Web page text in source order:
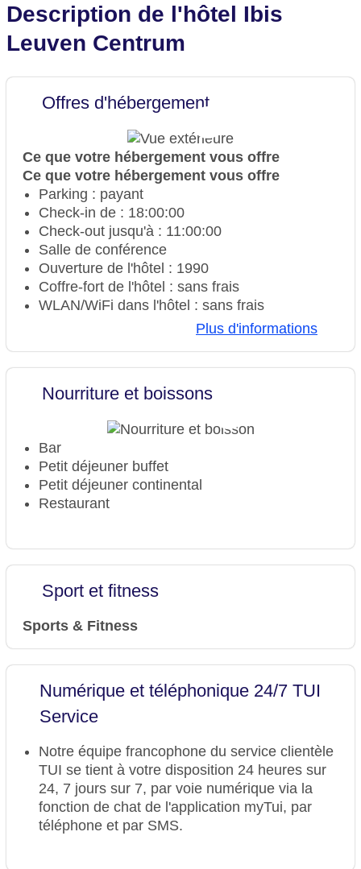
Description de l'hôtel Ibis
Leuven Centrum
Offres d'hébergement
Ce que votre hébergement vous offre
Ce que votre hébergement vous offre
Parking : payant
Check-in de : 18:00:00
Check-out jusqu'à : 11:00:00
Salle de conférence
Ouverture de l'hôtel : 1990
Coffre-fort de l'hôtel : sans frais
WLAN/WiFi dans l'hôtel : sans frais
Nombre total d'étages : 5
Nombre total de chambres : 75
Modes de paiement : American Express,
Diners Club , Mastercard, Visa
Catégorie nationale : 3 étoiles
Plus d'informations
Nourriture et boissons
Bar
Petit déjeuner buffet
Petit déjeuner continental
Restaurant
Sport et fitness
Sports & Fitness
Numérique et téléphonique 24/7 TUI
Service
Notre équipe francophone du service clientèle
TUI se tient à votre disposition 24 heures sur
24, 7 jours sur 7, par voie numérique via la
fonction de chat de l'application myTui, par
téléphone et par SMS.